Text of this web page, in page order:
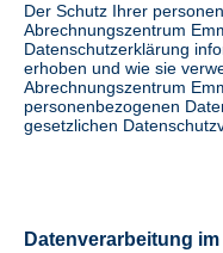
Der Schutz Ihrer
Abrechnungszentrum
Datenschutzerklärung
erhoben und wie sie
Abrechnungszentrum
personenbezogenen
gesetzlichen
Datenverarbeitung